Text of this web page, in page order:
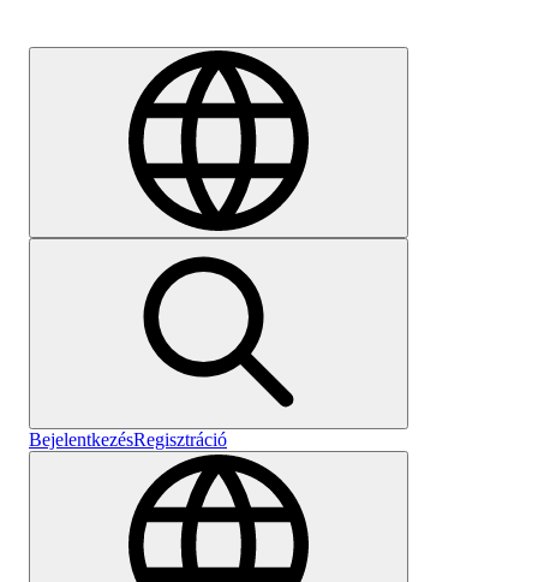
BejelentkezésRegisztráció